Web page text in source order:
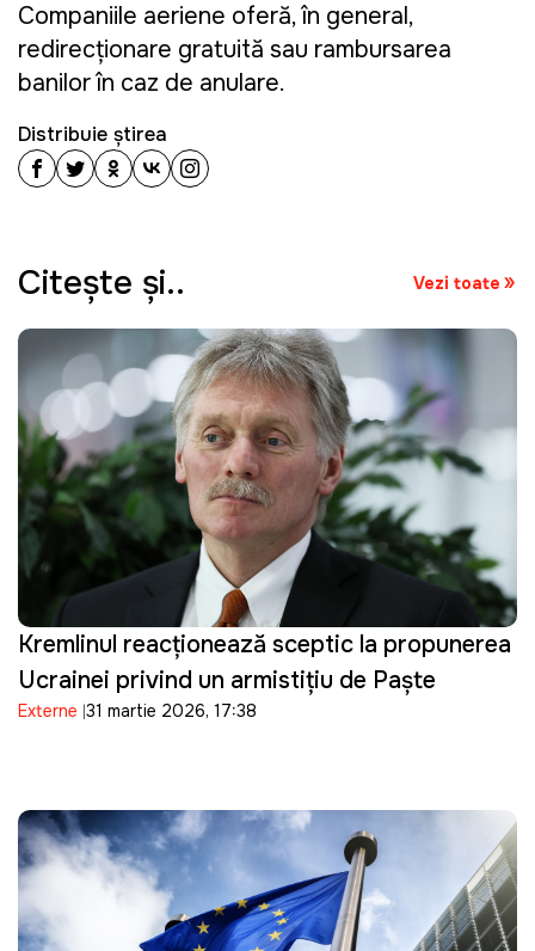
Companiile aeriene oferă, în general,
redirecționare gratuită sau rambursarea
banilor în caz de anulare.
Distribuie știrea
Citeşte şi.. Vezi toate
Kremlinul reacționează sceptic la propunerea
Ucrainei privind un armistițiu de Paște
Externe 31 martie 2026, 17:38